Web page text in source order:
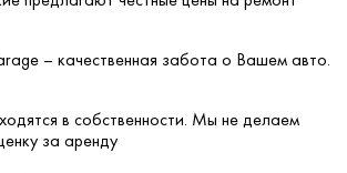
– качественная забота о Вашем авто.
в собственности. Мы не делаем
за аренду